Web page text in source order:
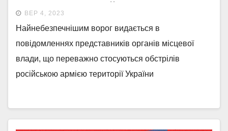
НОВИНИ ПРО ВІЙНУ – АНАЛІЗ ІМІ
ВЕР 4, 2023
Найнебезпечнішим ворог видається в
повідомленнях представників органів місцевої
влади, що переважно стосуються обстрілів
російською армією території України